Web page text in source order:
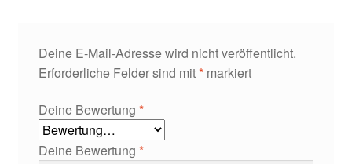
Deine E-Mail-Adresse wird nicht veröffentlicht.
Erforderliche Felder sind mit*markiert
Deine Bewertung *
Deine Bewertung *